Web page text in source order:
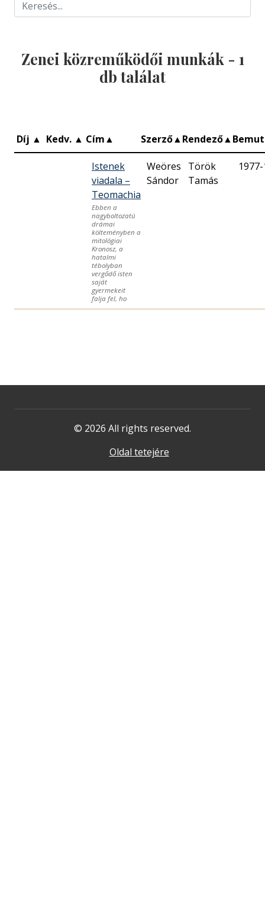
Zenei közreműködői munkák - 1
db találat
Díj ▲ Kedv. ▲ Cím▲ Szerző▲Rendező▲
Istenek
viadala –
Teomachia
Ebben a
nagyboltozatú
drámai
költeményben a
mitológiai
Kronosz, a
hatalmi
tébolyban
vergődő isten
saját
gyermekeit
falja fel, ho
Weöres
Sándor
Török
Tamás
© 2026 All rights reserved.
Oldal tetejére